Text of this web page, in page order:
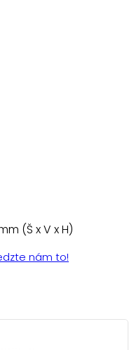
(Š x V x H)
nám to!